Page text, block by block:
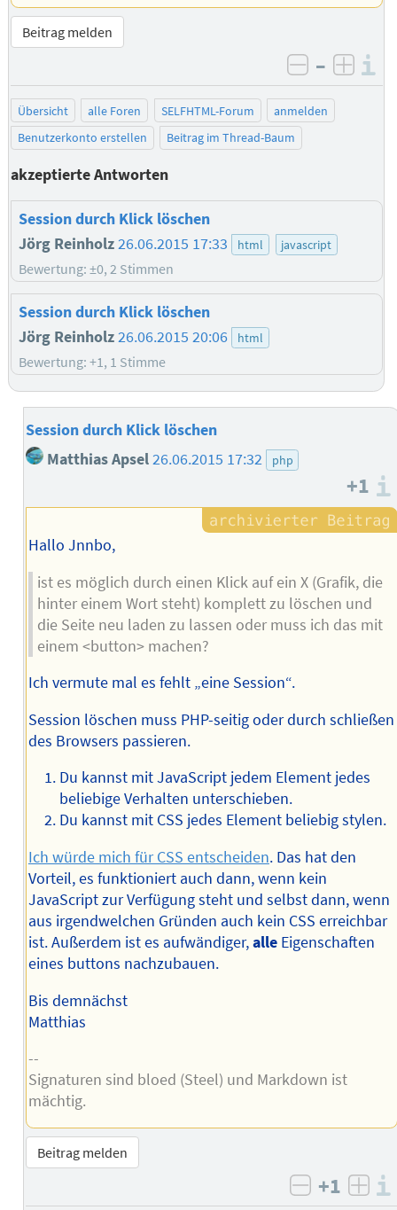
Beitrag melden
negativ
–
Übersicht alle Foren SELFHTML-Forum
anmelden
Benutzerkonto erstellen
Beitrag im Thread-Baum
akzeptierte Antworten
Session durch Klick löschen
Jörg Reinholz26.06.2015 17:33 html javascript
Bewertung: ±0, 2 Stimmen
Session durch Klick löschen
Jörg Reinholz26.06.2015 20:06 html
Bewertung: +1, 1 Stimme
Session durch Klick löschen
Matthias Apsel26.06.2015 17:32 php
+1
Hallo Jnnbo,
ist es möglich durch einen Klick auf ein X (Grafik, die
hinter einem Wort steht) komplett zu löschen und
die Seite neu laden zu lassen oder muss ich das mit
einem <button> machen?
Ich vermute mal es fehlt „eine Session“.
Session löschen muss PHP-seitig oder durch schließen
des Browsers passieren.
Du kannst mit JavaScript jedem Element jedes
beliebige Verhalten unterschieben.
Du kannst mit CSS jedes Element beliebig stylen.
Ich würde mich für CSS entscheiden. Das hat den
Vorteil, es funktioniert auch dann, wenn kein
JavaScript zur Verfügung steht und selbst dann, wenn
aus irgendwelchen Gründen auch kein CSS erreichbar
ist. Außerdem ist es aufwändiger,alleEigenschaften
eines buttons nachzubauen.
Bis demnächst
Matthias
--
Signaturen sind bloed (Steel) und Markdown ist
mächtig.
Beitrag melden
negativ
+1